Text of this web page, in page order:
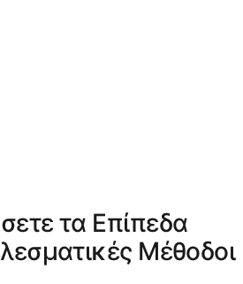
τα Επίπεδα
Μέθοδοι